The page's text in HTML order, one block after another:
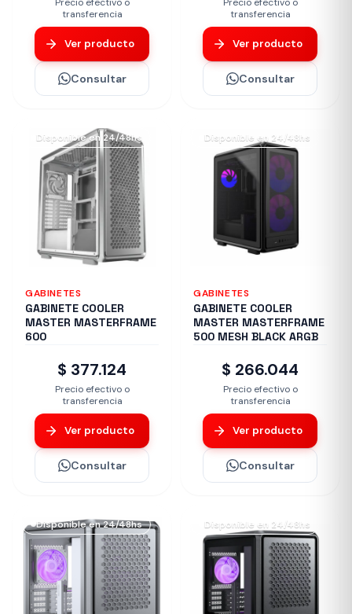
Precio efectivo o
transferencia
Ver producto
Consultar
Precio efectivo o
transferencia
Ver producto
Consultar
Disponible en 24/48hs
GABINETES
GABINETE COOLER
MASTER MASTERFRAME
600
$ 377.124
Precio efectivo o
transferencia
Ver producto
Consultar
Disponible en 24/48hs
GABINETES
GABINETE COOLER
MASTER MASTERFRAME
500 MESH BLACK ARGB
$ 266.044
Precio efectivo o
transferencia
Ver producto
Consultar
Disponible en 24/48hs Disponible en 24/48hs